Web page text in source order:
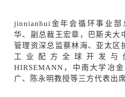
jinnianhui金年会循环事业
华、副总裁王宏章，巴斯夫大
管理资深总监蔡林海、亚太区
工业配方全球开发与
HIRSEMANN，中南大学冶
广、陈永明教授等三方代表出